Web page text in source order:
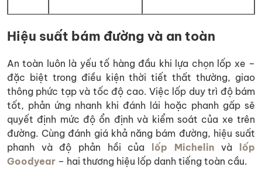
Hiệu suất bám đường và an toàn
An toàn luôn là yếu tố hàng đầu khi lựa chọn lốp xe –
đặc biệt trong điều kiện thời tiết thất thường, giao
thông phức tạp và tốc độ cao. Việc lốp duy trì độ bám
tốt, phản ứng nhanh khi đánh lái hoặc phanh gấp sẽ
quyết định mức độ ổn định và kiểm soát của xe trên
đường. Cùng đánh giá khả năng bám đường, hiệu suất
phanh và độ phản hồi của
lốp Michelin và
lốp
Goodyear – hai thương hiệu lốp danh tiếng toàn cầu.